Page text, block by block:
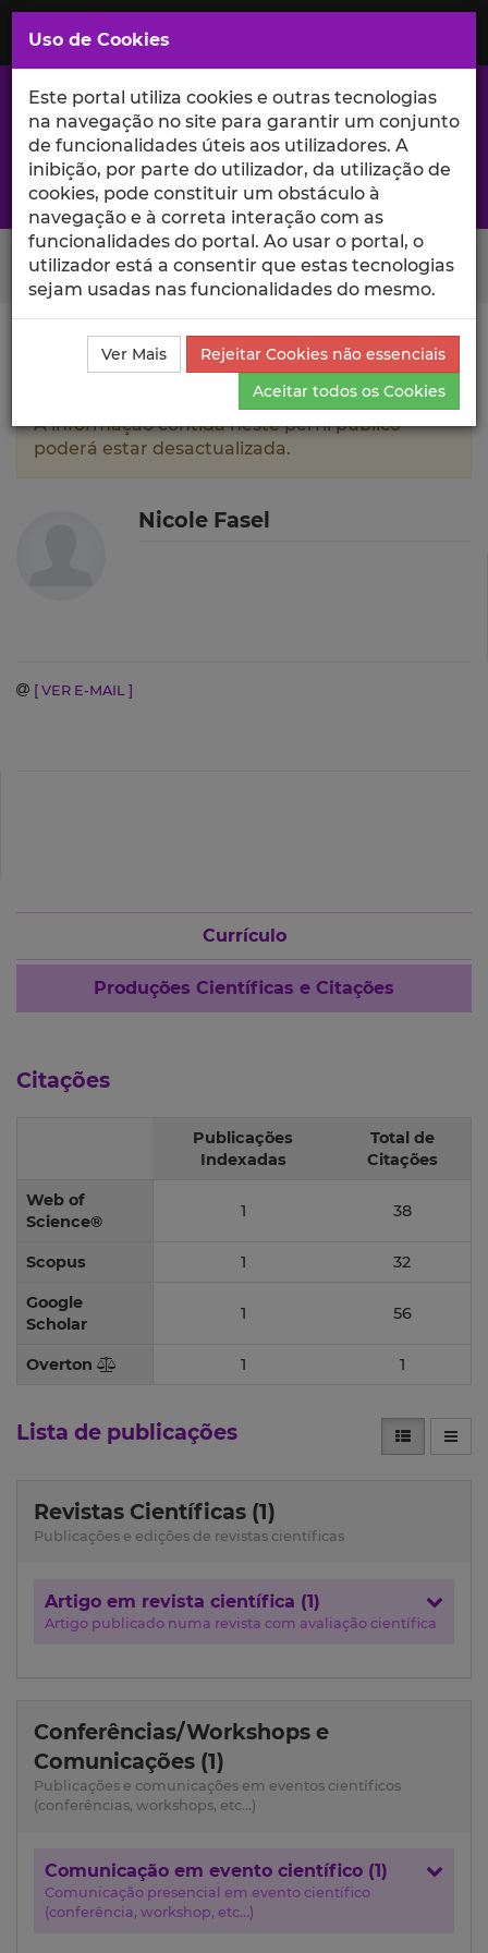
Saltar
para
Conteúdo
Principal
A excelência da investigação e ciência no Iscte
Search Button
Ciência_Iscte Autores Nicole Fasel
Produções
Científicas e Citações
A informação contida neste perfil público
poderá estar desactualizada.
Nicole Fasel
[ VER E-MAIL ]
Currículo
Produções Científicas e Citações
Citações
Publicações
Indexadas
Total de
Citações
Web of
Science®
1 38
Scopus 1 32
Google
Scholar
1 56
Overton 1 1
Lista de publicações
Revistas Científicas (1)
Publicações e edições de revistas científicas
Artigo em revista científica (1)
Artigo publicado numa revista com avaliação científica
Conferências/Workshops e
Comunicações (1)
Publicações e comunicações em eventos científicos
(conferências, workshops, etc...)
Comunicação em evento científico (1)
Comunicação presencial em evento científico
(conferência, workshop, etc...)
Uso de Cookies
Este portal utiliza cookies e outras tecnologias
na navegação no site para garantir um conjunto
de funcionalidades úteis aos utilizadores. A
inibição, por parte do utilizador, da utilização de
cookies, pode constituir um obstáculo à
navegação e à correta interação com as
funcionalidades do portal. Ao usar o portal, o
utilizador está a consentir que estas tecnologias
sejam usadas nas funcionalidades do mesmo.
Ver Mais
Rejeitar Cookies não essenciais
Aceitar todos os Cookies